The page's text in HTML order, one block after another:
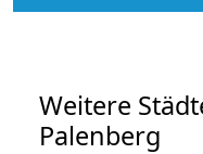
Weitere
Palenberg